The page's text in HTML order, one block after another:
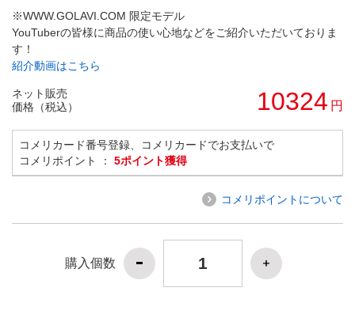
※WWW.GOLAVI.COM 限定モデル
YouTuberの皆様に商品の使い心地などをご紹介いただいておりま
す！
紹介動画はこちら
ネット販売
価格（税込）
10324 円
コメリカード番号登録、コメリカードでお支払いで
コメリポイント ： 5ポイント獲得
コメリポイントについて
購入個数